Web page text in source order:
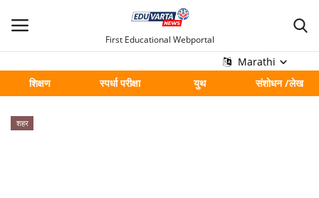
First Educational Webportal
Marathi
शिक्षण
स्पर्धा परीक्षा युथ संशोधन /लेख
मुख्य
Contact
शहर